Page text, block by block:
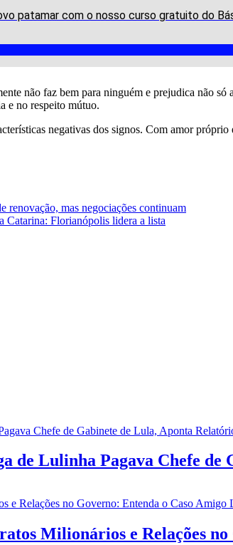
patamar com o nosso curso gratuito do
não faz bem para ninguém e prejudica não
e no respeito mútuo.
negativas dos signos. Com amor
renovação, mas negociações continuam
Catarina: Florianópolis lidera a lista
de Lulinha Pagava Chefe
Milionários e Relações